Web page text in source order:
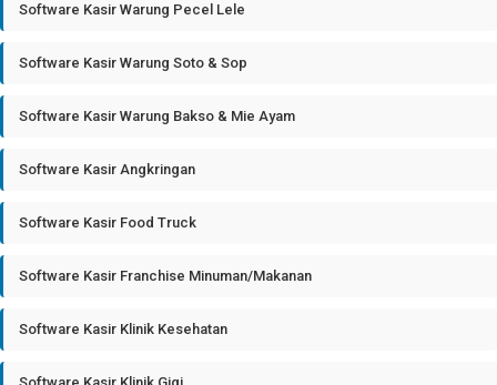
Software Kasir Warung Pecel Lele
Software Kasir Warung Soto & Sop
Software Kasir Warung Bakso & Mie Ayam
Software Kasir Angkringan
Software Kasir Food Truck
Software Kasir Franchise Minuman/Makanan
Software Kasir Klinik Kesehatan